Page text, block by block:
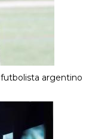
futbolista argentino